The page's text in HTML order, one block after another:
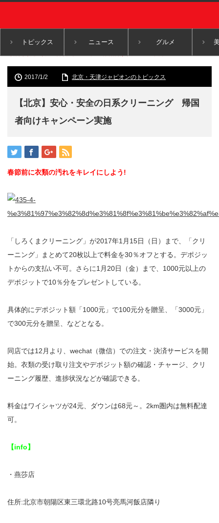
トピックス ニュース グルメ
ホーム
北京・天津ジャピオンのトピックス
【北京】安心・安全の日系クリーニング 帰国者向けキャンペーン実施
2017/1/2 北京・天津ジャピオンのトピックス
【北京】安心・安全の日系クリーニング 帰国
者向けキャンペーン実施
春節前に衣類の汚れをキレイにしよう!
「しろくまクリーニング」が2017年1月15日（日）まで、「クリ
ーニング」まとめて20枚以上で料金を30％オフとする。デポジッ
トからの支払い不可。さらに1月20日（金）まで、1000元以上の
デポジットで10％分をプレゼントしている。
具体的にデポジット額「1000元」で100元分を贈呈、「3000元」
で300元分を贈呈、などとなる。
同店では12月より、wechat（微信）での注文・決済サービスを開
始。衣類の受け取り注文やデポジット額の確認・チャージ、クリ
ーニング履歴、進捗状況などが確認できる。
料金はワイシャツが24元、ダウンは68元～。2km圏内は無料配達
可。
【info】
・燕莎店
住所:北京市朝陽区東三環北路10号亮馬河飯店隣り